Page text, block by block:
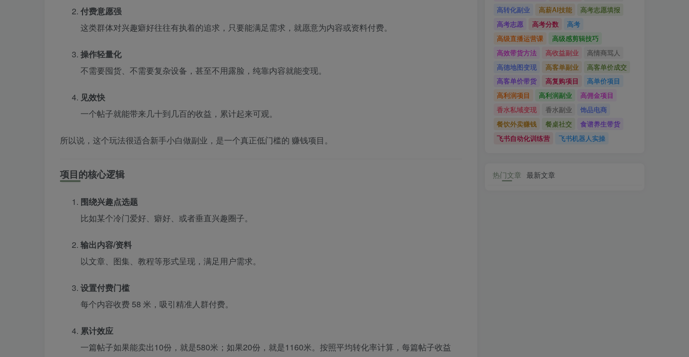
付费意愿强
这类群体对兴趣癖好往往有执着的追求，只要能满足需求，就愿意为内容或资料付费。
操作轻量化
不需要囤货、不需要复杂设备，甚至不用露脸，纯靠内容就能变现。
见效快
一个帖子就能带来几十到几百的收益，累计起来可观。
所以说，这个玩法很适合新手小白做副业，是一个真正低门槛的 赚钱项目。
项目的核心逻辑
围绕兴趣点选题
比如某个冷门爱好、癖好、或者垂直兴趣圈子。
输出内容/资料
以文章、图集、教程等形式呈现，满足用户需求。
设置付费门槛
每个内容收费 58 米，吸引精准人群付费。
累计效应
一篇帖子如果能卖出10份，就是580米；如果20份，就是1160米。按照平均转化率计算，每篇帖子收益
高转化副业
高薪AI技能
高考志愿填报
高考志愿
高考分数
高考
高级直播运营课
高级感剪辑技巧
高效带货方法
高收益副业
高情商骂人
高德地图变现
高客单副业
高客单价成交
高客单价带货
高复购项目
高单价项目
高利润项目
高利润副业
高佣金项目
香水私域变现
香水副业
饰品电商
餐饮外卖赚钱
餐桌社交
食谱养生带货
飞书自动化训练营
飞书机器人实操
热门文章 最新文章